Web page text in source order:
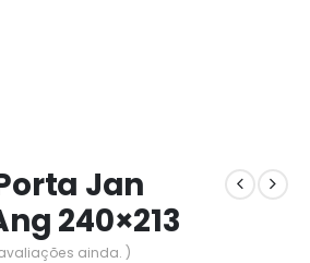
Jan
240×213
ainda. )